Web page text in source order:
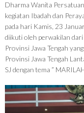
Dharma Wanita
kegiatan Ibadah dan
pada hari Kamis, 23
diikuti oleh perwakilan
Provinsi Jawa Tengah
Provinsi Jawa Tengah
SJ dengan tema ”